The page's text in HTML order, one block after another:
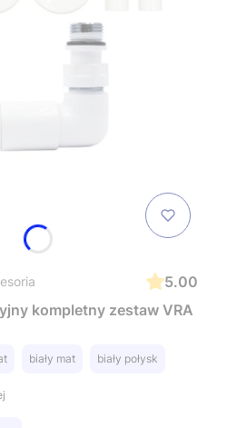
5.00
kompletny zestaw VRA
biały mat biały połysk